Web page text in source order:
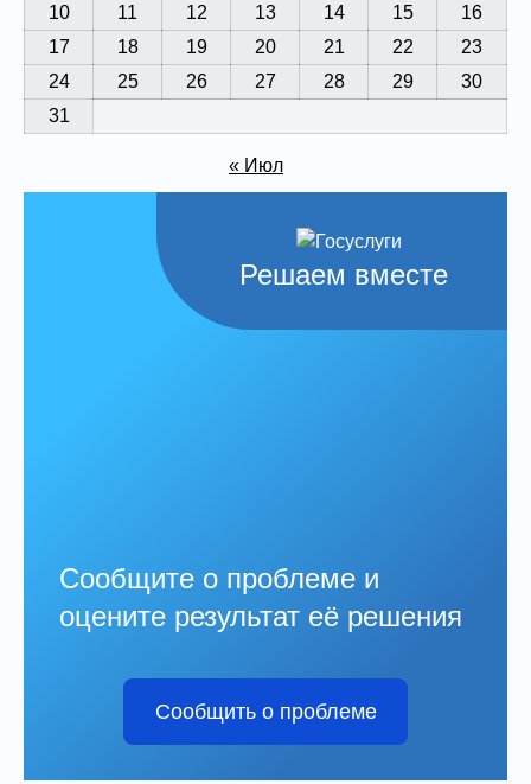
10
11 12 13 14 15
16
17
18 19 20 21 22
23
24
25 26 27 28 29
30
31
« Июл
Решаем вместе
Сообщите о проблеме и
оцените результат её решения
Сообщить о проблеме